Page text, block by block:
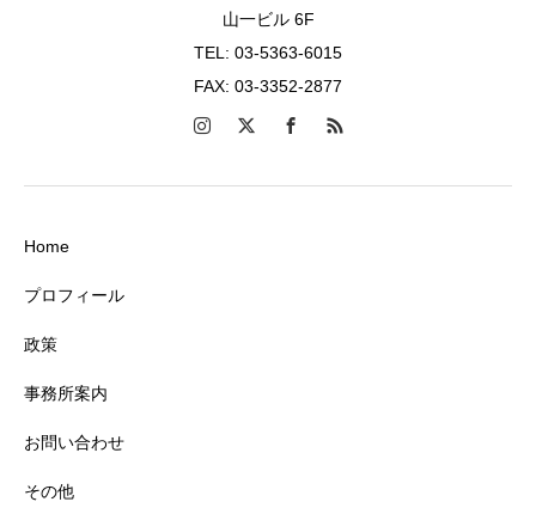
山一ビル 6F
TEL: 03-5363-6015
FAX: 03-3352-2877
Home
プロフィール
政策
事務所案内
お問い合わせ
その他